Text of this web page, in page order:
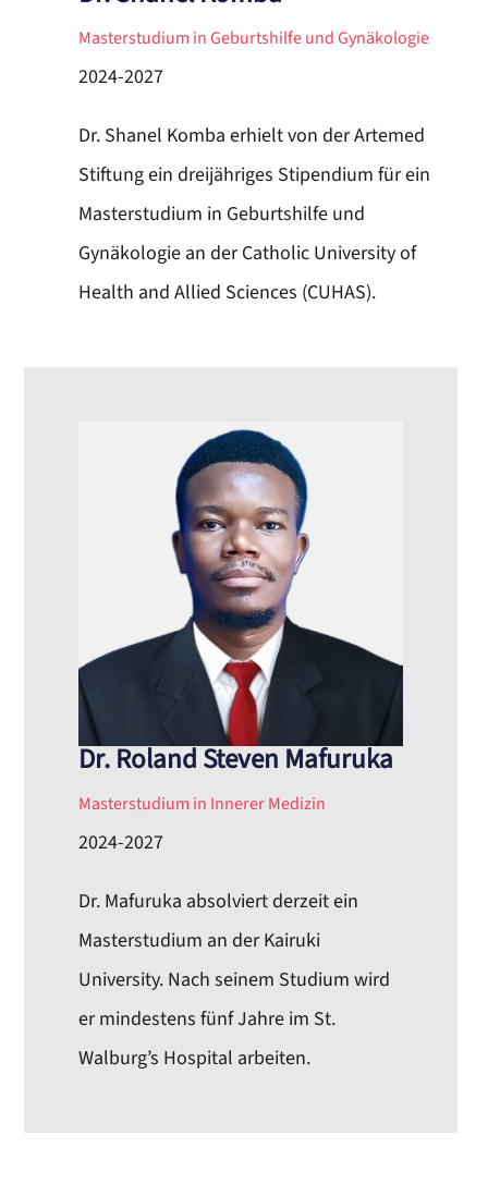
Masterstudium in Geburtshilfe und Gynäkologie
2024-2027
Dr. Shanel Komba erhielt von der Artemed
Stiftung ein dreijähriges Stipendium für ein
Masterstudium in Geburtshilfe und
Gynäkologie an der Catholic University of
Health and Allied Sciences (CUHAS).
Dr. Roland Steven Mafuruka
Masterstudium in Innerer Medizin
2024-2027
Dr. Mafuruka absolviert derzeit ein
Masterstudium an der Kairuki
University. Nach seinem Studium wird
er mindestens fünf Jahre im St.
Walburg’s Hospital arbeiten.